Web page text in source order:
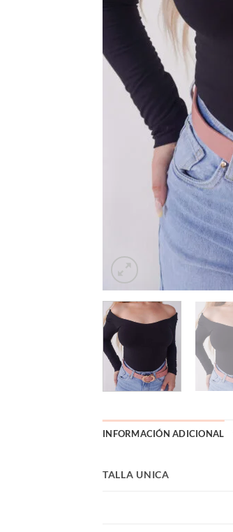
INFORMACIÓN ADICIONAL
TALLA UNICA